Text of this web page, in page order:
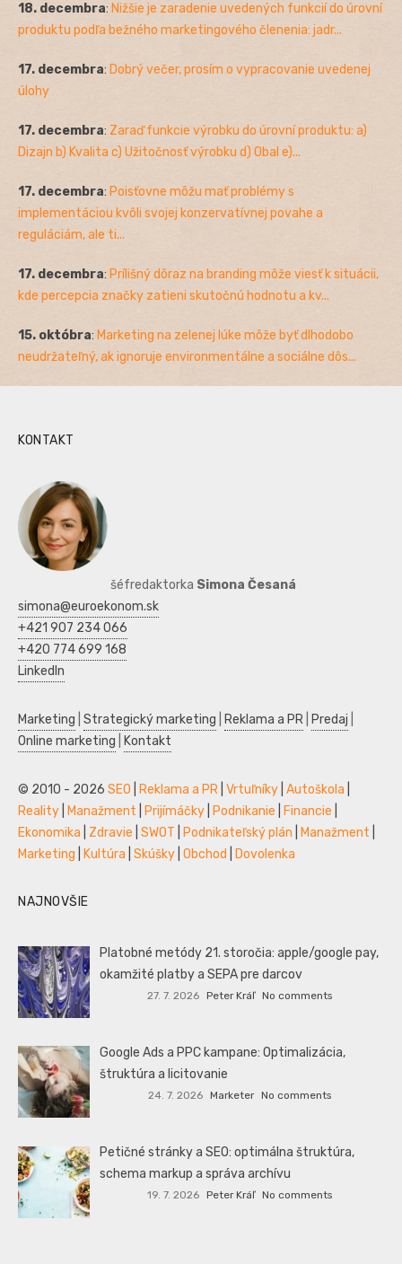
18. decembra: Nižšie je zaradenie uvedených funkcií do úrovní
produktu podľa bežného marketingového členenia: jadr...
17. decembra: Dobrý večer, prosím o vypracovanie uvedenej
úlohy
17. decembra: Zaraď funkcie výrobku do úrovní produktu: a)
Dizajn b) Kvalita c) Užitočnosť výrobku d) Obal e)...
17. decembra: Poisťovne môžu mať problémy s
implementáciou kvôli svojej konzervatívnej povahe a
reguláciám, ale ti...
17. decembra: Prílišný dôraz na branding môže viesť k situácii,
kde percepcia značky zatieni skutočnú hodnotu a kv...
15. októbra: Marketing na zelenej lúke môže byť dlhodobo
neudržateľný, ak ignoruje environmentálne a sociálne dôs...
KONTAKT
šéfredaktorka Simona Česaná
simona@euroekonom.sk
+421 907 234 066
+420 774 699 168
LinkedIn
Marketing Strategický marketing Reklama a PR Predaj
Online marketing
Kontakt
© 2010 - 2026 SEO Reklama a PR Vrtuľníky Autoškola
Reality
Manažment Prijímáčky Podnikanie Financie
Ekonomika
Zdravie SWOT Podnikateľský plán Manažment
Marketing
Kultúra Skúšky Obchod Dovolenka
NAJNOVŠIE
Platobné metódy 21. storočia: apple/google pay,
okamžité platby a SEPA pre darcov
27. 7. 2026 Peter Kráľ No comments
Google Ads a PPC kampane: Optimalizácia,
štruktúra a licitovanie
24. 7. 2026 Marketer No comments
Petičné stránky a SEO: optimálna štruktúra,
schema markup a správa archívu
19. 7. 2026 Peter Kráľ No comments